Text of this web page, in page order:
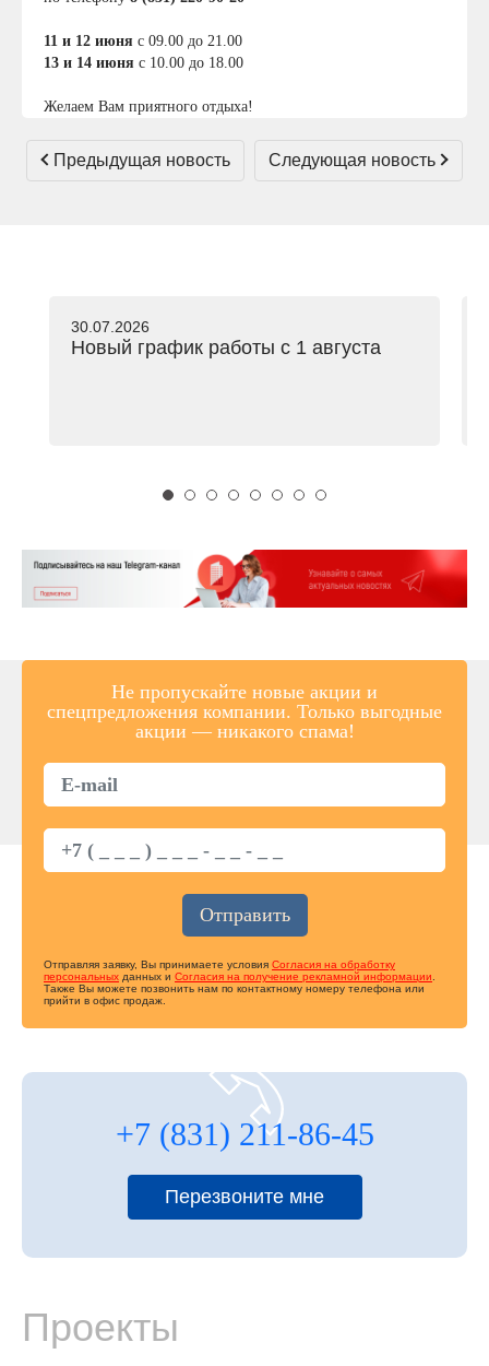
11 и 12 июня с 09.00 до 21.00
13 и 14 июня с 10.00 до 18.00
Желаем Вам приятного отдыха!
Предыдущая новость Следующая новость
30.07.2026
Новый график работы с 1 августа
Не пропускайте новые акции и
спецпредложения компании. Только выгодные
акции — никакого спама!
Отправляя заявку, Вы принимаете условия Согласия на обработку
персональных данных и Согласия на получение рекламной информации
Также Вы можете позвонить нам по контактному номеру телефона или
прийти в офис продаж.
+7 (831) 211-86-45
Перезвоните мне
Проекты